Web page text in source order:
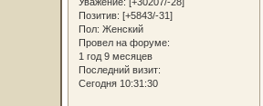
Позитив: [+5843/-31]
Пол: Женский
Провел на форуме:
1 год 9 месяцев
Последний визит:
Сегодня 10:31:30